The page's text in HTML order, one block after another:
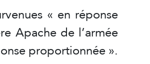
« en réponse
Apache de l’armée
proportionnée ».